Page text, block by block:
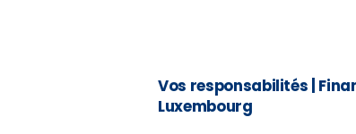
Vos responsabilités |
Luxembourg